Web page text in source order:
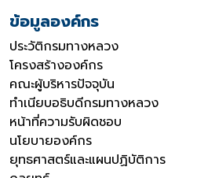
ข้อมูลองค์กร
ประวัติกรมทางหลวง
โครงสร้างองค์กร
คณะผู้บริหารปัจจุบัน
ทำเนียบอธิบดีกรมทางหลวง
หน้าที่ความรับผิดชอบ
นโยบายองค์กร
ยุทธศาสตร์และแผนปฏิบัติการ